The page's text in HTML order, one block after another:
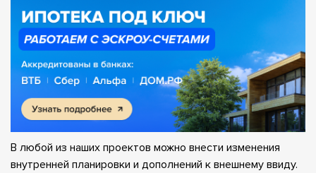
В любой из наших проектов можно внести изменения
внутренней планировки и дополнений к внешнему ввиду.